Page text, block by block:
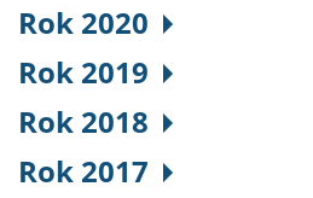
Rok 2020
Rok 2019
Rok 2018
Rok 2017